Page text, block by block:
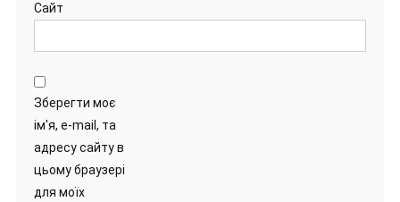
Сайт
Зберегти моє
ім'я, e-mail, та
адресу сайту в
цьому браузері
для моїх